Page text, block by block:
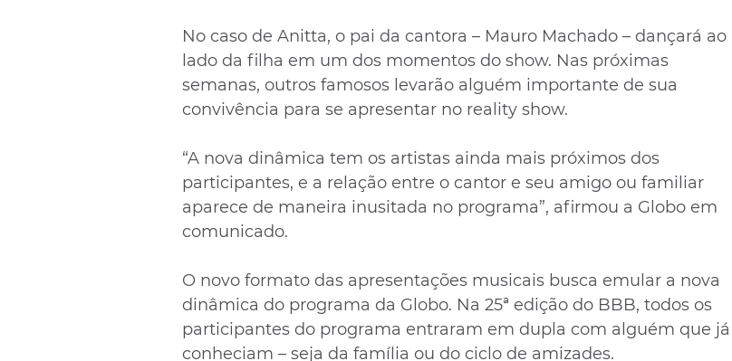
No caso de Anitta, o pai da cantora – Mauro Machado – dançará ao
lado da filha em um dos momentos do show. Nas próximas
semanas, outros famosos levarão alguém importante de sua
convivência para se apresentar no reality show.
“A nova dinâmica tem os artistas ainda mais próximos dos
participantes, e a relação entre o cantor e seu amigo ou familiar
aparece de maneira inusitada no programa”, afirmou a Globo em
comunicado.
O novo formato das apresentações musicais busca emular a nova
dinâmica do programa da Globo. Na 25ª edição do BBB, todos os
participantes do programa entraram em dupla com alguém que já
conheciam – seja da família ou do ciclo de amizades.